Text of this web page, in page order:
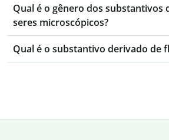
Qual é o gênero dos substantivos
seres microscópicos?
Qual é o substantivo derivado de